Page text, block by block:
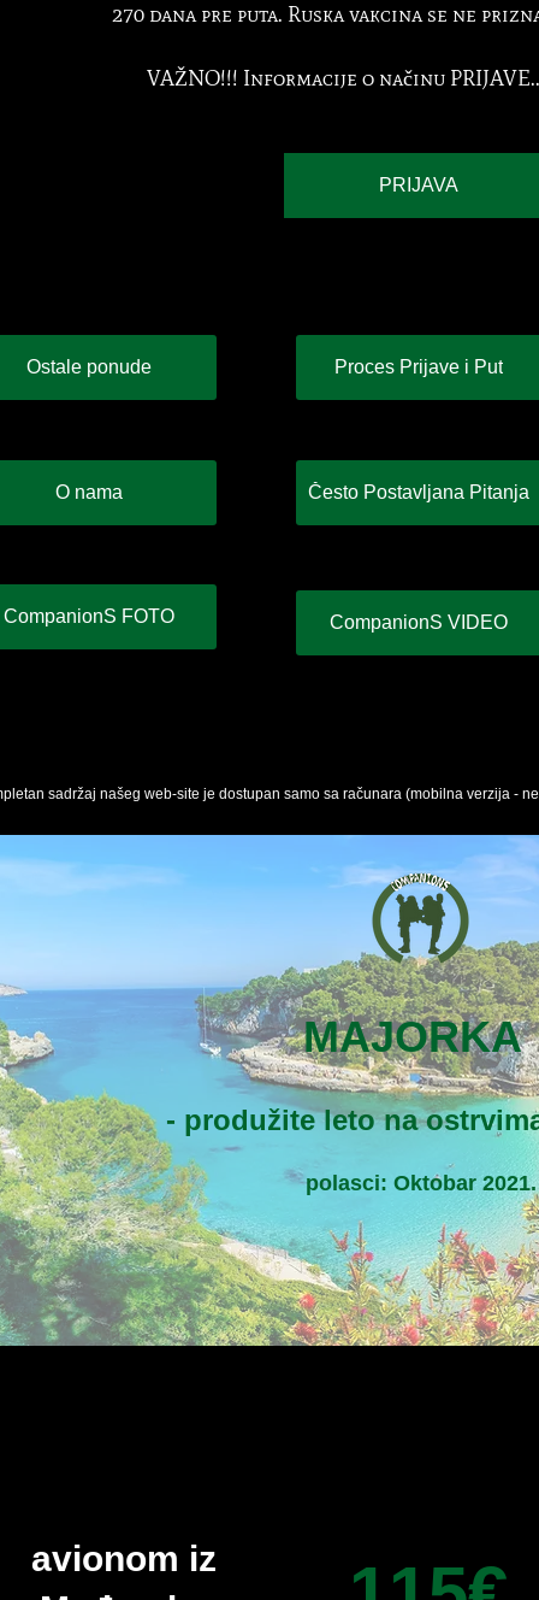
270 dana pre puta. Ruska vakcina se ne
VAŽNO!!! Informacije o načinu
PRIJAVA
Ostale ponude
O nama
CompanionS FOTO
Proces Prijave i Put
Često Postavljana Pitanja
CompanionS VIDEO
sadržaj našeg web-site je dostupan samo sa računara (mobilna verzija -
MAJORKA
- produžite leto na
polasci: Oktobar 2021.​​
avionom iz